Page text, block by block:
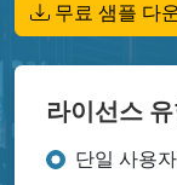
무료 샘플 다
라이선스
단일 사용